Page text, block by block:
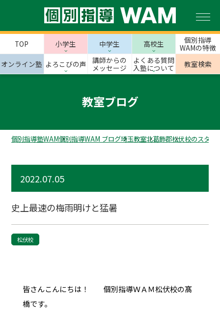
TOP 小学生 中学生 高校生
個別指導
WAMの特徴
オンライン塾 よろこびの声
講師からの
メッセージ
よくある質問
入塾について
教室検索
教室ブログ
個別指導塾WAM個別指導WAM ブログ埼玉教室北葛飾郡松伏校のスタッ
2022.07.05
史上最速の梅雨明けと猛暑
松伏校
皆さんこんにちは！ 個別指導ＷＡＭ松伏校の髙
橋です。